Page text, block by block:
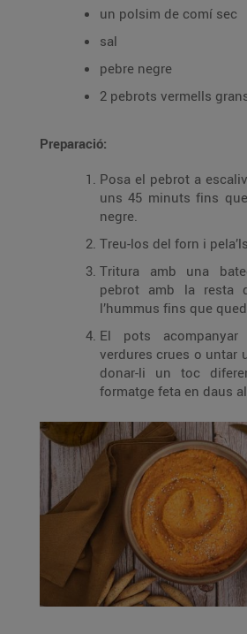
un polsim de comí sec
sal
pebre negre
2 pebrots vermells
Preparació:
Posa el pebrot a
uns 45 minuts fins
negre.
Treu-los del forn i
Tritura amb una
pebrot amb la resta
l’hummus fins que
El pots acompanyar
verdures crues o untar
donar-li un toc
formatge feta en daus